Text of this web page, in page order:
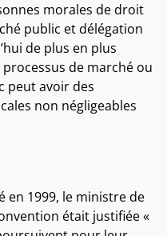
morales de droit
public et délégation
de plus en plus
de marché ou
peut avoir des
non négligeables
en 1999, le ministre de
était justifiée «